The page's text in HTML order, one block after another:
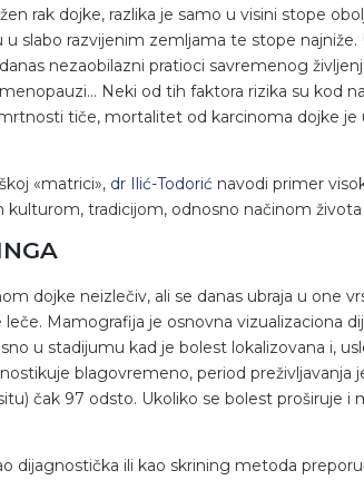
rak dojke, razlika je samo u visini stope
u slabo razvijenim zemljama te stope
nezaobilazni pratioci savremenog
Neki od tih faktora rizika su kod
tiče, mortalitet od karcinoma dojke
«matrici», dr Ilić-Todorić navodi primer
kulturom, tradicijom, odnosno načinom
dojke neizlečiv, ali se danas ubraja u one
Mamografija je osnovna vizualizaciona
u stadijumu kad je bolest lokalizovana i,
blagovremeno, period
čak 97 odsto. Ukoliko se bolest proširuje
dijagnostička ili kao skrining metoda